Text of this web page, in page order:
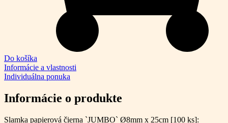
Do košíka
Informácie a vlastnosti
Individuálna ponuka
Informácie o produkte
Slamka papierová čierna `JUMBO` Ø8mm x 25cm [100 ks]: